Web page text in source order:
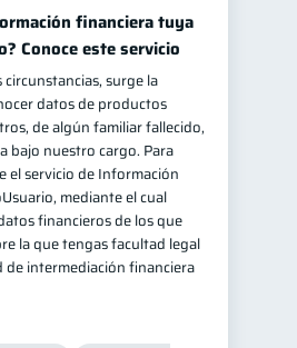
Retiro
1
financiera
financiera tuya
Conoce este servicio
surge la
datos de productos
de algún familiar fallecido,
bajo nuestro cargo. Para
el servicio de Información
mediante el cual
financieros de los que
la que tengas facultad legal
intermediación financiera